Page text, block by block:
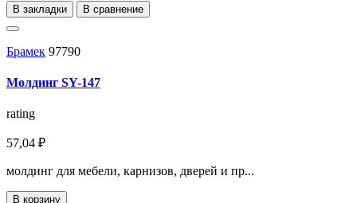
В закладки В сравнение
Брамек 97790
Молдинг SY-147
rating
57,04 ₽
молдинг для мебели, карнизов, дверей и пр...
В корзину